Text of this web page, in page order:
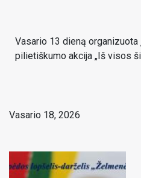
Vasario 13 dieną
pilietiškumo akcija „Iš visos
Vasario 18, 2026